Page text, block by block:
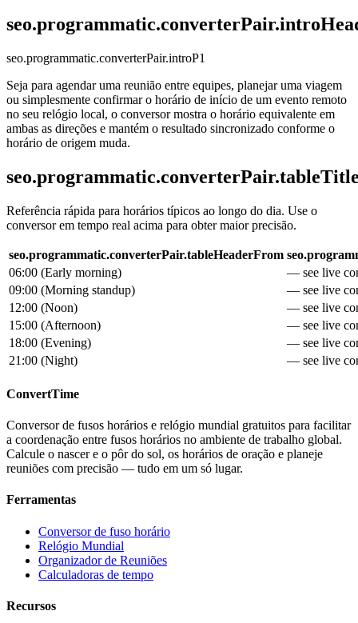
seo.programmatic.converterPair.introP1
Seja para agendar uma reunião entre equipes, planejar uma viagem
ou simplesmente confirmar o horário de início de um evento remoto
no seu relógio local, o conversor mostra o horário equivalente em
ambas as direções e mantém o resultado sincronizado conforme o
horário de origem muda.
Referência rápida para horários típicos ao longo do dia. Use o
conversor em tempo real acima para obter maior precisão.
seo.programmatic.converterPair.tableHeaderFrom
06:00 (Early morning)
— see live
09:00 (Morning standup)
— see live
12:00 (Noon)
— see live
15:00 (Afternoon)
— see live
18:00 (Evening)
— see live
21:00 (Night) — see live
ConvertTime
Conversor de fusos horários e relógio mundial gratuitos para facilitar
a coordenação entre fusos horários no ambiente de trabalho global.
Calcule o nascer e o pôr do sol, os horários de oração e planeje
reuniões com precisão — tudo em um só lugar.
Ferramentas
Conversor de fuso horário
Relógio Mundial
Organizador de Reuniões
Calculadoras de tempo
Recursos